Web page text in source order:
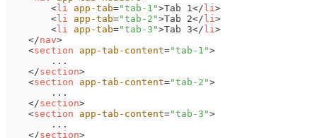
< li app-tab="tab-1">Tab 1</ li>
< li app-tab="tab-2">Tab 2</ li>
< li app-tab="tab-3">Tab 3</ li>
</nav>
<section app-tab-content="tab-1">
        ...
</section>
<section app-tab-content="tab-2">
        ...
</section>
<section app-tab-content="tab-3">
        ...
</section>